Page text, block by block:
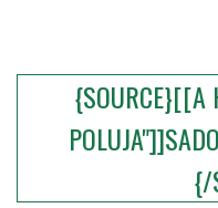
{SOURCE}[[A
{/